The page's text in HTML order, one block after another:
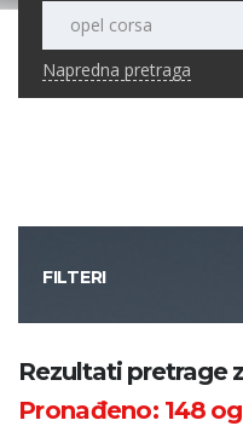
Napredna pretraga
FILTERI
Kategorija
Rezultati pretrage
Pronađeno: 148